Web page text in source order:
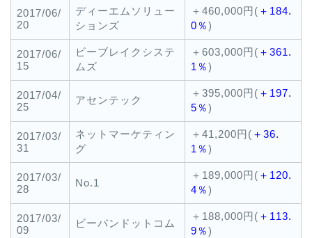
2017/06/
20
ディーエムソリュー
ションズ
＋460,000円( ＋184.
0％)
2017/06/
15
ビーブレイクシステ
ムズ
＋603,000円( ＋361.
1％)
2017/04/
25
アセンテック
＋395,000円( ＋197.
5％)
2017/03/
31
ネットマーケティン
グ
＋41,200円( ＋36.
1％)
2017/03/
28
No.1
＋189,000円( ＋120.
4％)
2017/03/
09
ビーバンドットコム
＋188,000円( ＋113.
9％)